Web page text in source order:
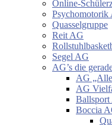
Online-
Psychomotorik
Quasselgruppe
Reit AG
Segel AG
AG’s die
AG
AG
Ballsport
Boccia